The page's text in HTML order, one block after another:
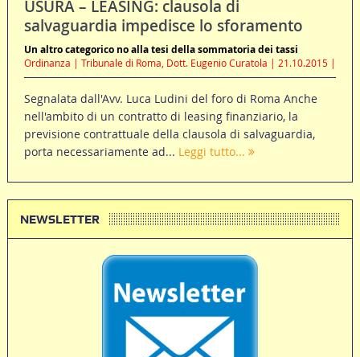
USURA – LEASING: clausola di
salvaguardia impedisce lo sforamento
Un altro categorico no alla tesi della sommatoria dei tassi
Ordinanza | Tribunale di Roma, Dott. Eugenio Curatola | 21.10.2015 |
Segnalata dall'Avv. Luca Ludini del foro di Roma Anche
nell'ambito di un contratto di leasing finanziario, la
previsione contrattuale della clausola di salvaguardia,
porta necessariamente ad... Leggi tutto...
NEWSLETTER